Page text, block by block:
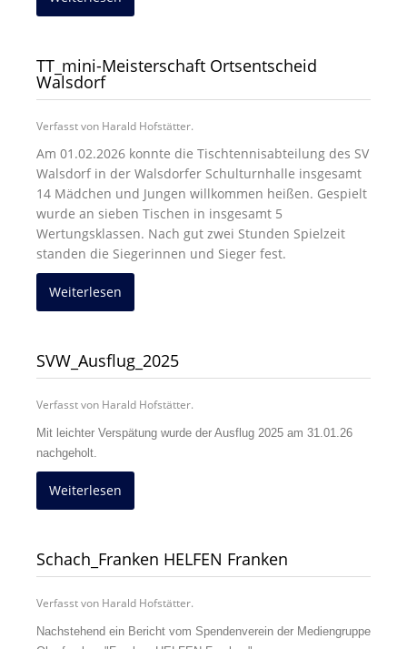
TT_mini-Meisterschaft Ortsentscheid
Walsdorf
Verfasst von Harald Hofstätter.
Am 01.02.2026 konnte die Tischtennisabteilung des SV
Walsdorf in der Walsdorfer Schulturnhalle insgesamt
14 Mädchen und Jungen willkommen heißen. Gespielt
wurde an sieben Tischen in insgesamt 5
Wertungsklassen. Nach gut zwei Stunden Spielzeit
standen die Siegerinnen und Sieger fest.
Weiterlesen
SVW_Ausflug_2025
Verfasst von Harald Hofstätter.
Mit leichter Verspätung wurde der Ausflug 2025 am 31.01.26
nachgeholt.
Weiterlesen
Schach_Franken HELFEN Franken
Verfasst von Harald Hofstätter.
Nachstehend ein Bericht vom Spendenverein der Mediengruppe